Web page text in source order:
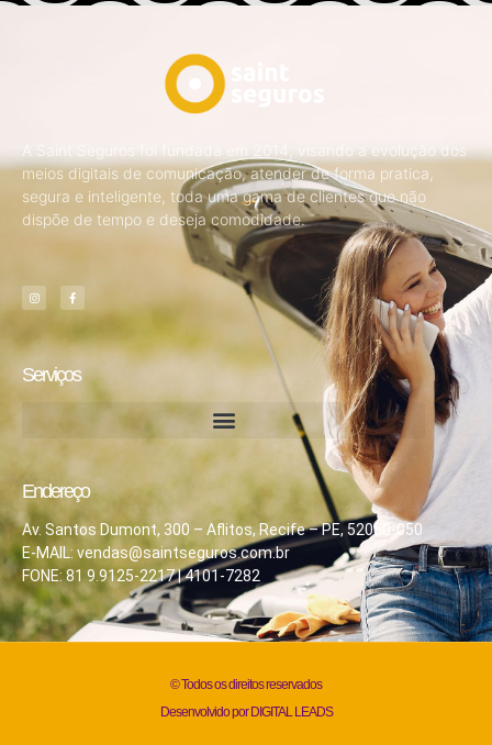
A Saint Seguros foi fundada em 2014, visando a evolução dos
meios digitais de comunicação, atender de forma pratica,
segura e inteligente, toda uma gama de clientes que não
dispõe de tempo e deseja comodidade.
Serviços
Endereço
Av. Santos Dumont, 300 – Aflitos, Recife – PE, 52050-050
E-MAIL: vendas@saintseguros.com.br
FONE: 81 9.9125-2217 | 4101-7282
© Todos os direitos reservados
Desenvolvido por DIGITAL LEADS